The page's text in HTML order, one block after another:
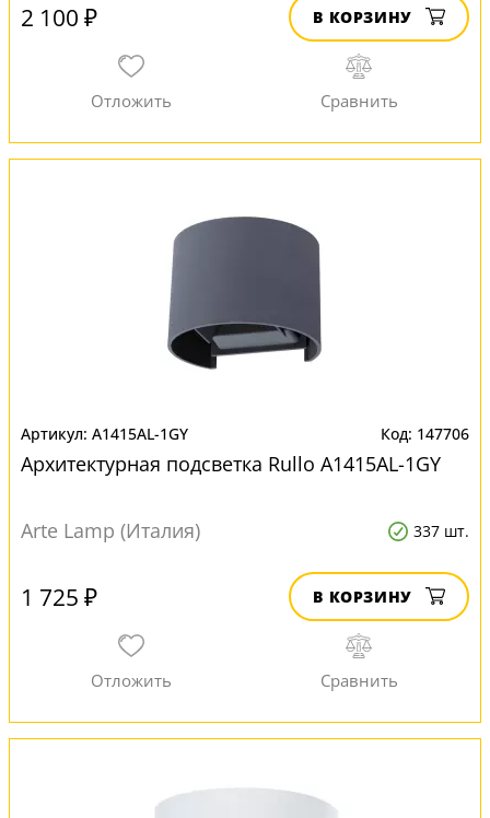
2 100 ₽ В КОРЗИНУ
A1415AL-1GY 147706
Архитектурная подсветка Rullo A1415AL-1GY
Arte Lamp (Италия) 337 шт.
1 725 ₽ В КОРЗИНУ